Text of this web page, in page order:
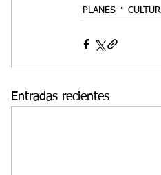
PLANES
Entradas recientes